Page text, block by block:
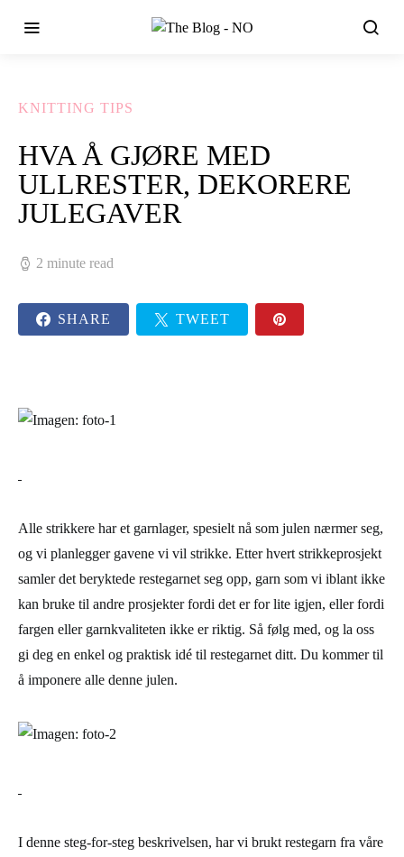
KNITTING TIPS
HVA Å GJØRE MED
ULLRESTER, DEKORERE
JULEGAVER
2 minute read
SHARE TWEET
Alle strikkere har et garnlager, spesielt nå som julen nærmer seg,
og vi planlegger gavene vi vil strikke. Etter hvert strikkeprosjekt
samler det beryktede restegarnet seg opp, garn som vi iblant ikke
kan bruke til andre prosjekter fordi det er for lite igjen, eller fordi
fargen eller garnkvaliteten ikke er riktig. Så følg med, og la oss
gi deg en enkel og praktisk idé til restegarnet ditt. Du kommer til
å imponere alle denne julen.
I denne steg-for-steg beskrivelsen, har vi brukt restegarn fra våre